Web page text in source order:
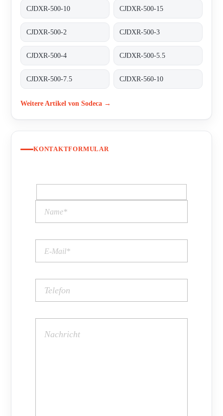
CJDXR-500-10 CJDXR-500-15
CJDXR-500-2 CJDXR-500-3
CJDXR-500-4 CJDXR-500-5.5
CJDXR-500-7.5 CJDXR-560-10
Weitere Artikel von Sodeca →
KONTAKTFORMULAR